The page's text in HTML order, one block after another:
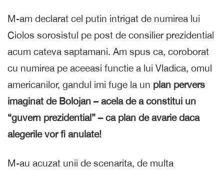
M-am declarat cel putin intrigat de numirea lui
Ciolos sorosistul pe post de consilier prezidential
acum cateva saptamani. Am spus ca, coroborat
cu numirea pe aceeasi functie a lui Vladica, omul
americanilor, gandul imi fuge la un plan pervers
imaginat de Bolojan – acela de a constitui un
“guvern prezidential” – ca plan de avarie daca
alegerile vor fi anulate!
M-au acuzat unii de scenarita, de multa